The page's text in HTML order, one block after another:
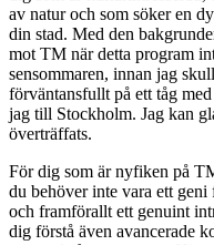
av natur och som söker en
din stad. Med den
mot TM när detta program
sensommaren, innan jag
förväntansfullt på ett tåg
jag till Stockholm. Jag kan
överträffats.
För dig som är nyfiken på
du behöver inte vara ett
och framförallt ett genuint
dig förstå även avancerade